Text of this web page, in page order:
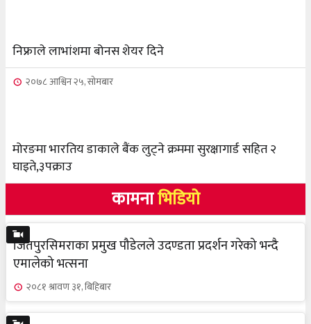
निफ्राले लाभांशमा बोनस शेयर दिने
२०७८ आश्विन २५, सोमबार
मोरङमा भारतिय डाकाले बैंक लुट्ने क्रममा सुरक्षागार्ड सहित २
घाइते,३पक्राउ
कामनाभिडियो
जितपुरसिमराका प्रमुख पौडेलले उदण्डता प्रदर्शन गरेको भन्दै
एमालेको भत्सना
२०८१ श्रावण ३१, बिहिबार